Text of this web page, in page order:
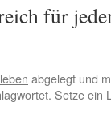
für
abgelegt und
Setze ein